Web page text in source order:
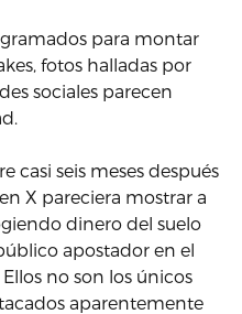
para montar
fotos halladas por
sociales parecen
casi seis meses después
X pareciera mostrar a
dinero del suelo
apostador en el
no son los únicos
aparentemente